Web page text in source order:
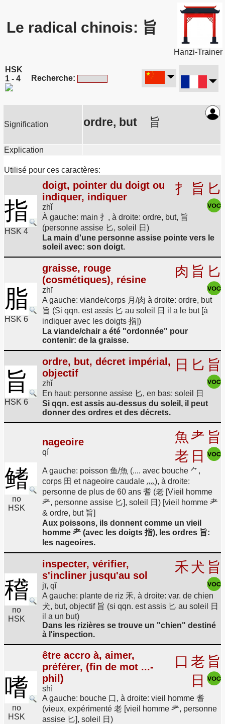
Le radical chinois: 旨
Hanzi-Trainer
HSK
1 - 4
Recherche:
Signification ordre, but 旨
Explication
Utilisé pour ces caractères:
指
HSK 4
doigt, pointer du doigt ou
indiquer, indiquer
zhǐ
扌 旨 匕
À gauche: main 扌, à droite: ordre, but, 旨
(personne assise 匕, soleil 日)
La main d'une personne assise pointe vers le
soleil avec: son doigt.
脂
HSK 6
graisse, rouge
(cosmétiques), résine
zhī
肉 旨 匕
A gauche: viande/corps 月/肉 à droite: ordre, but
旨 (Si qqn. est assis 匕 au soleil 日 il a le but [à
indiquer avec les doigts 指])
La viande/chair a été "ordonnée" pour
contenir: de la graisse.
旨
HSK 6
ordre, but, décret impérial,
objectif
zhǐ
日 匕 旨
En haut: personne assise 匕, en bas: soleil 日
Si qqn. est assis au-dessus du soleil, il peut
donner des ordres et des décrets.
鳍
no
HSK
nageoire
qí
魚 耂 旨
老 日
A gauche: poisson 鱼/魚 (.... avec bouche ⺈,
corps 田 et nageoire caudale 灬), à droite:
personne de plus de 60 ans 耆 (老 [Vieil homme
耂, personne assise 匕], soleil 日) [vieil homme 耂
& ordre, but 旨]
Aux poissons, ils donnent comme un vieil
homme 耂 (avec les doigts 指), les ordres 旨:
les nageoires.
稽
no
HSK
inspecter, vérifier,
s'incliner jusqu'au sol
jī, qǐ
禾犬 旨
A gauche: plante de riz 禾, à droite: var. de chien
犬, but, objectif 旨 (si qqn. est assis 匕 au soleil 日
il a un but)
Dans les rizières se trouve un "chien" destiné
à l'inspection.
嗜
no
HSK
être accro à, aimer,
préférer, (fin de mot ...-
phil)
shì
口 老 旨
日
A gauche: bouche 口, à droite: vieil homme 耆
(vieux, expérimenté 老 [vieil homme 耂, personne
assise 匕], soleil 日)